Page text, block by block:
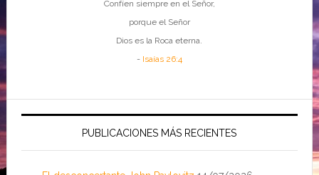
Confíen siempre en el Señor,
porque el Señor
Dios es la Roca eterna.
- Isaías 26:4
PUBLICACIONES MÁS RECIENTES